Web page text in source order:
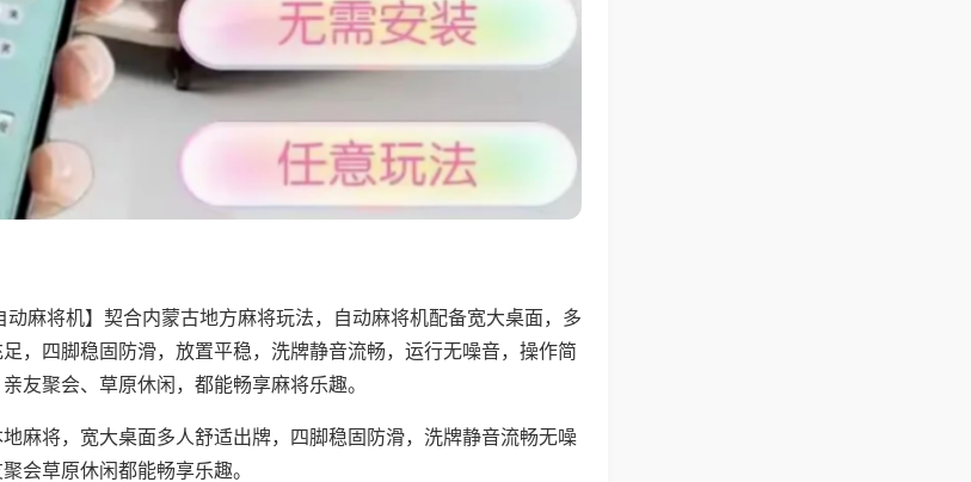
动麻将机】契合内蒙古地方麻将玩法，自动麻将机配备宽大桌面，多
，四脚稳固防滑，放置平稳，洗牌静音流畅，运行无噪音，操作简
友聚会、草原休闲，都能畅享麻将乐趣。
麻将，宽大桌面多人舒适出牌，四脚稳固防滑，洗牌静音流畅无噪
会草原休闲都能畅享乐趣。